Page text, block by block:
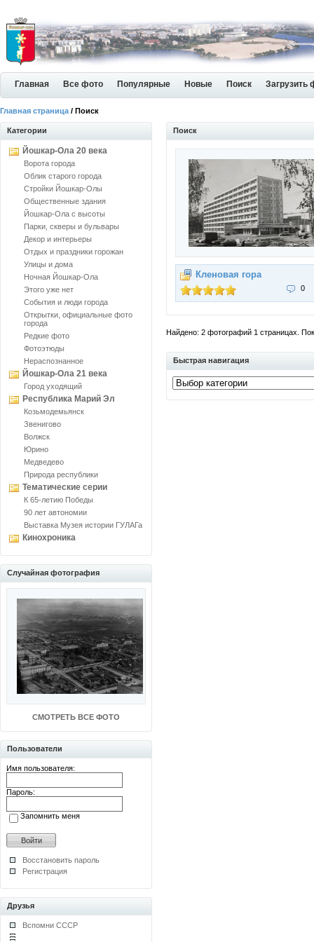
Главная Все фото Популярные Новые Поиск Загрузить
Главная страница / Поиск
Категории
Йошкар-Ола 20 века
Ворота города
Облик старого города
Стройки Йошкар-Олы
Общественные здания
Йошкар-Ола с высоты
Парки, скверы и бульвары
Декор и интерьеры
Отдых и праздники горожан
Улицы и дома
Ночная Йошкар-Ола
Этого уже нет
События и люди города
Открытки, официальные фото
города
Редкие фото
Фотоэтюды
Нераспознанное
Йошкар-Ола 21 века
Город уходящий
Республика Марий Эл
Козьмодемьянск
Звенигово
Волжск
Юрино
Медведево
Природа республики
Тематические серии
К 65-летию Победы
90 лет автономии
Выставка Музея истории ГУЛАГа
Кинохроника
Случайная фотография
СМОТРЕТЬ ВСЕ ФОТО
Пользователи
Имя пользователя:
Пароль:
Запомнить меня
Восстановить пароль
Регистрация
Друзья
Вспомни СССР
Поиск
Кленовая гора
0
Найдено: 2 фотографий 1 страницах.
Быстрая навигация